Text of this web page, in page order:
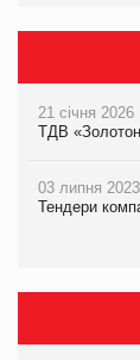
21 січня 2026
ТДВ
03 липня 2023
Тендери